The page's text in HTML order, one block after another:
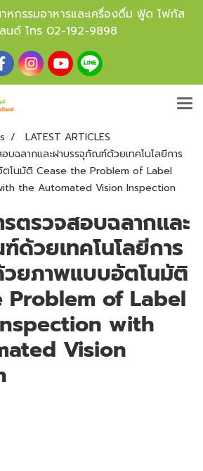
หกรรมอาหารและเครื่องดื่ม ฟู้ด โฟกัส
นด์ โทร 02-192-9898
LATEST ARTICLES
บฉลากและฝาบรรจุภัณฑ์ด้วยเทคโนโลยีการ
โนมัติ Cease the Problem of Label
the Automated Vision Inspection
ตรวจสอบฉลากและ
ด้วยเทคโนโลยีการ
ยภาพแบบอัตโนมัติ
Problem of Label
with
Vision